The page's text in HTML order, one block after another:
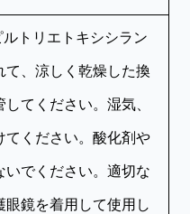
トリエトキシシラン
て、涼しく乾燥した換
てください。湿気、
てください。酸化剤や
いでください。適切な
眼鏡を着用して使用し